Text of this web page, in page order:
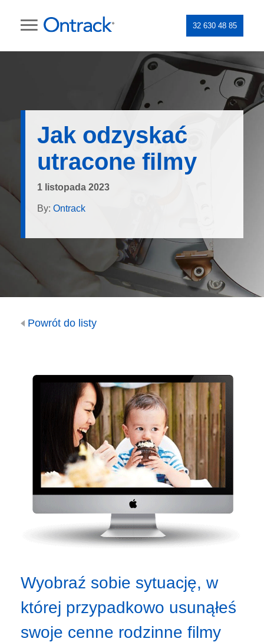
32 630 48 85
Jak odzyskać
utracone filmy
1 listopada 2023
By: Ontrack
Powrót do listy
Wyobraź sobie sytuację, w
której przypadkowo usunąłeś
swoje cenne rodzinne filmy